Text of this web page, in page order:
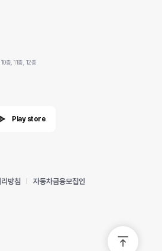
층, 11층, 12층
Play store
방침 자동차금융모집인